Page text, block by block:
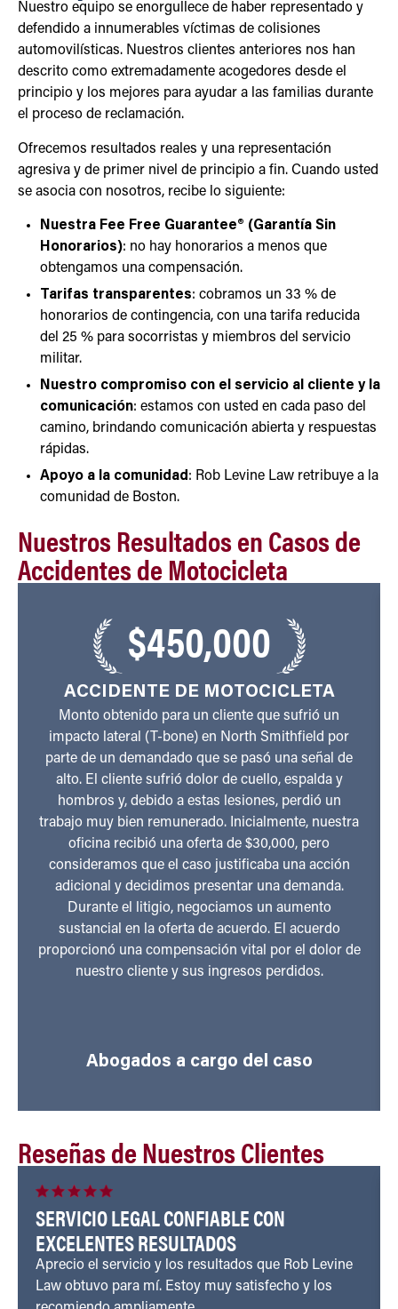
Nuestro equipo se enorgullece de haber representado y
defendido a innumerables víctimas de colisiones
automovilísticas. Nuestros clientes anteriores nos han
descrito como extremadamente acogedores desde el
principio y los mejores para ayudar a las familias durante
el proceso de reclamación.
Ofrecemos resultados reales y una representación
agresiva y de primer nivel de principio a fin. Cuando usted
se asocia con nosotros, recibe lo siguiente:
Nuestra Fee Free Guarantee® (Garantía Sin
Honorarios): no hay honorarios a menos que
obtengamos una compensación.
Tarifas transparentes: cobramos un 33 % de
honorarios de contingencia, con una tarifa reducida
del 25 % para socorristas y miembros del servicio
militar.
Nuestro compromiso con el servicio al cliente y la
comunicación: estamos con usted en cada paso del
camino, brindando comunicación abierta y respuestas
rápidas.
Apoyo a la comunidad : Rob Levine Law retribuye a la
comunidad de Boston.
Nuestros Resultados en Casos de
Accidentes de Motocicleta
$450,000
ACCIDENTE DE MOTOCICLETA
Monto obtenido para un cliente que sufrió un
impacto lateral (T-bone) en North Smithfield por
parte de un demandado que se pasó una señal de
alto. El cliente sufrió dolor de cuello, espalda y
hombros y, debido a estas lesiones, perdió un
trabajo muy bien remunerado. Inicialmente, nuestra
oficina recibió una oferta de $30,000, pero
consideramos que el caso justificaba una acción
adicional y decidimos presentar una demanda.
Durante el litigio, negociamos un aumento
sustancial en la oferta de acuerdo. El acuerdo
proporcionó una compensación vital por el dolor de
nuestro cliente y sus ingresos perdidos.
Abogados a cargo del caso
Reseñas de Nuestros Clientes
SERVICIO LEGAL CONFIABLE CON
EXCELENTES RESULTADOS
Aprecio el servicio y los resultados que Rob Levine
Law obtuvo para mí. Estoy muy satisfecho y los